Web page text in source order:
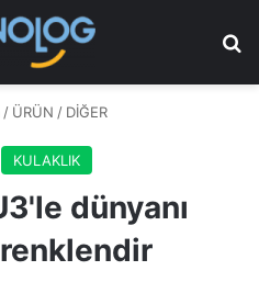
/ ÜRÜN / DİĞER
KULAKLIK
dünyanı